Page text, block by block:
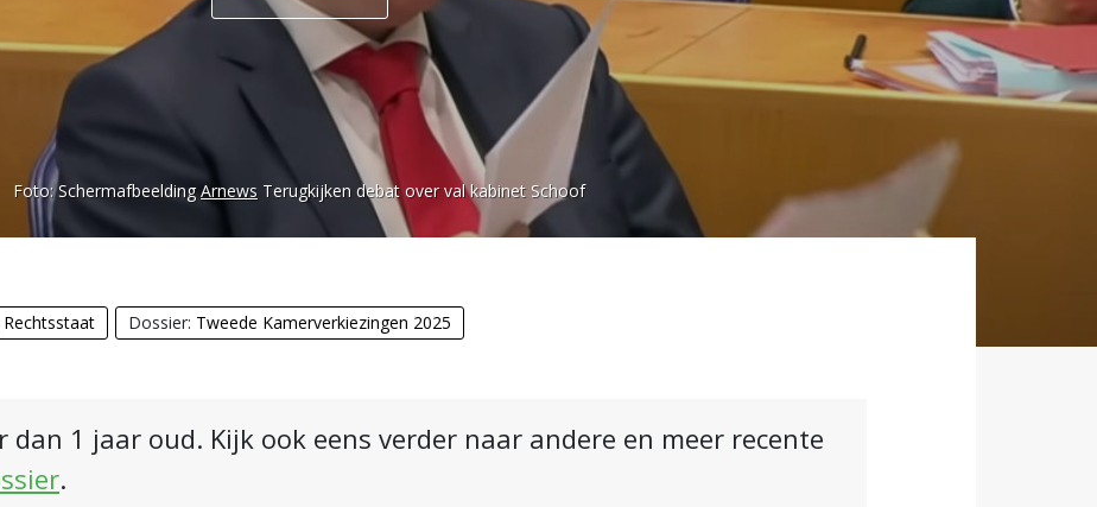
Foto:SchermafbeeldingArnews Terugkijken debat over val kabinet Schoof
Rechtsstaat Dossier: Tweede Kamerverkiezingen 2025
dan 1 jaar oud. Kijk ook eens verder naar andere en meer recente
.